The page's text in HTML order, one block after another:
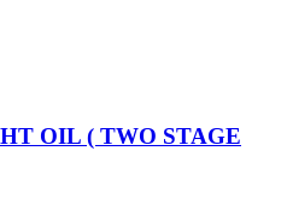
OIL ( TWO STAGE